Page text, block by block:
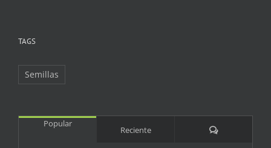
TAGS
Semillas
Popular
Reciente Comentarios